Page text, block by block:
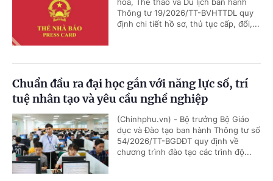
hóa, Thể thao và Du lịch ban hành
Thông tư 19/2026/TT-BVHTTDL quy
định chi tiết hồ sơ, thủ tục cấp, đổi,...
Chuẩn đầu ra đại học gắn với năng lực số, trí
tuệ nhân tạo và yêu cầu nghề nghiệp
(Chinhphu.vn) - Bộ trưởng Bộ Giáo
dục và Đào tạo ban hành Thông tư số
54/2026/TT-BGDĐT quy định về
chương trình đào tạo các trình độ...